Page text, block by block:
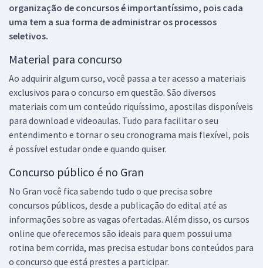
organização de concursos é importantíssimo, pois cada
uma tem a sua forma de administrar os processos
seletivos.
Material para concurso
Ao adquirir algum curso, você passa a ter acesso a materiais
exclusivos para o concurso em questão. São diversos
materiais com um conteúdo riquíssimo, apostilas disponíveis
para download e videoaulas. Tudo para facilitar o seu
entendimento e tornar o seu cronograma mais flexível, pois
é possível estudar onde e quando quiser.
Concurso público é no Gran
No Gran você fica sabendo tudo o que precisa sobre
concursos públicos, desde a publicação do edital até as
informações sobre as vagas ofertadas. Além disso, os cursos
online que oferecemos são ideais para quem possui uma
rotina bem corrida, mas precisa estudar bons conteúdos para
o concurso que está prestes a participar.